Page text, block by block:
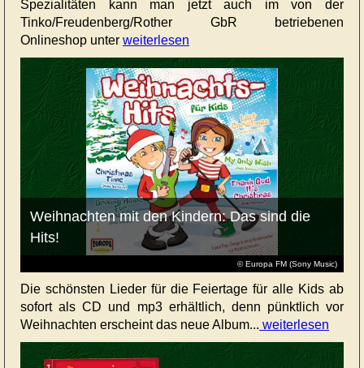
Spezialitäten kann man jetzt auch im von der
Tinko/Freudenberg/Rother GbR betriebenen
Onlineshop unter weiterlesen
© Europa FM (Sony Music)
Weihnachten mit den Kindern: Das sind die
Hits!
Die schönsten Lieder für die Feiertage für alle Kids ab
sofort als CD und mp3 erhältlich, denn pünktlich vor
Weihnachten erscheint das neue Album... weiterlesen